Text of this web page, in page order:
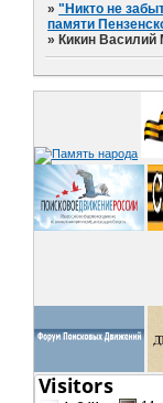
»"Никто не
памяти
» Кикин Василий